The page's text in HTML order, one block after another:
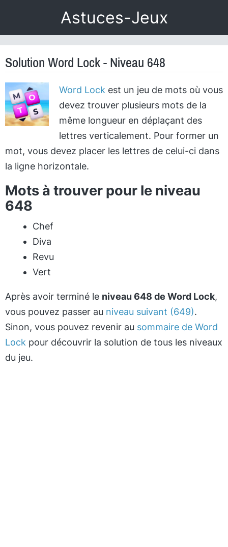
Astuces-Jeux
Solution Word Lock - Niveau 648
Word Lock est un jeu de mots où vous
devez trouver plusieurs mots de la
même longueur en déplaçant des
lettres verticalement. Pour former un
mot, vous devez placer les lettres de celui-ci dans
la ligne horizontale.
Mots à trouver pour le niveau
648
Chef
Diva
Revu
Vert
Après avoir terminé le niveau 648 de Word Lock,
vous pouvez passer au niveau suivant (649).
Sinon, vous pouvez revenir au sommaire de Word
Lock pour découvrir la solution de tous les niveaux
du jeu.